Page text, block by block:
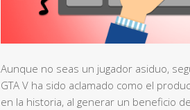
Aunque no seas un jugador asiduo,
GTA V ha sido aclamado como el
en la historia, al generar un beneficio